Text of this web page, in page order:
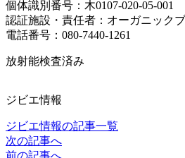
個体識別番号：木0107-020-05-001
認証施設・責任者：オーガニック
電話番号：080-7440-1261
放射能検査済み
ジビエ情報
ジビエ情報の記事一覧
次の記事へ
前の記事へ